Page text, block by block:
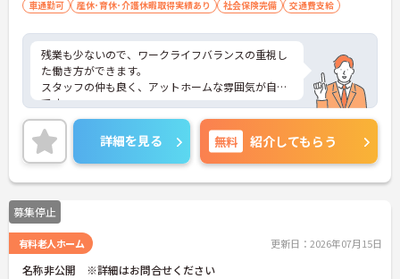
し
車通勤可 産休･育休･介護休暇取得実績あり 社会保険完備 交通費支給
残業も少ないので、ワークライフバランスの重視し
た働き方ができます。
スタッフの仲も良く、アットホームな雰囲気が自慢
です。
ご興味ある方には、面接対策ポイントなど、詳細を
お話しいたしますのでお気軽にご相談ください。
詳細を見る 無料 紹介してもらう
募集停止
有料老人ホーム 更新日：2026年07月15日
名称非公開 ※詳細はお問合せください